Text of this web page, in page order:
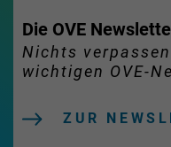
Die OVE
Nichts
wichtigen OVE-
ZUR